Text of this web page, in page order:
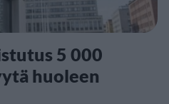
5 000
huoleen